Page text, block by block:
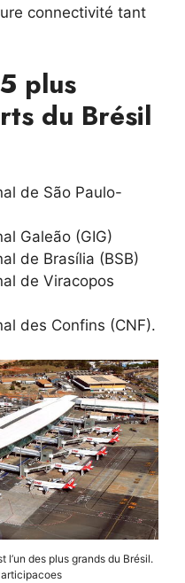
connectivité tant
plus
du Brésil
de São Paulo-
Galeão (GIG)
de Brasília (BSB)
de Viracopos
des Confins (CNF).
l’un des plus grands du Brésil.